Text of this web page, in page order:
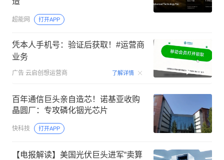
超能网 打开APP
凭本人手机号：验证后获取！#运营商
业务
广告 云启创想运营商 了解详情 00:15
百年通信巨头亲自造芯！诺基亚收购
晶圆厂：专攻磷化铟光芯片
快科技 打开APP
【电报解读】美国光伏巨头进军“卖算